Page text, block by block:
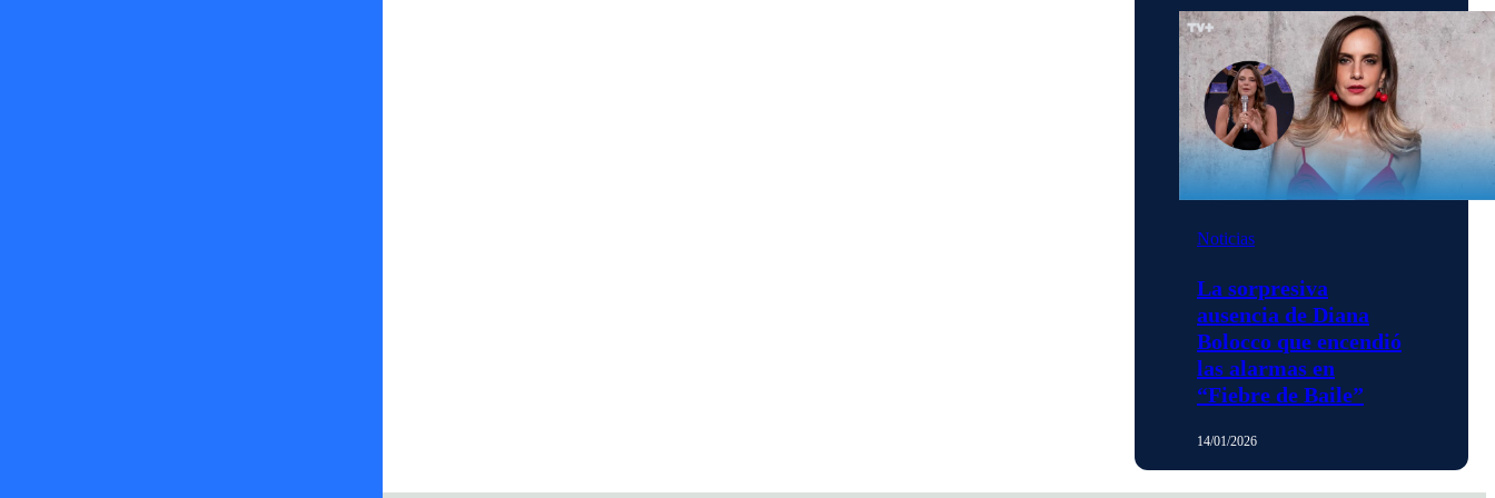
Noticias
La sorpresiva
ausencia de Diana
Bolocco que encendió
las alarmas en
“Fiebre de Baile”
14/01/2026